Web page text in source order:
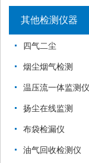
其他检测仪器
四气二尘
烟尘烟气检测
温压流一体监测仪
扬尘在线监测
布袋检漏仪
油气回收检测仪